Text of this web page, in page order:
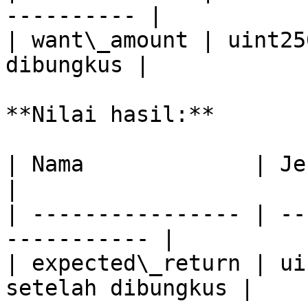
---------- |
| want\_amount |
dibungkus |
**Nilai hasil:**
| Nama             |
| ---------------- |
----------- |
| expected\_return |
setelah dibungkus |